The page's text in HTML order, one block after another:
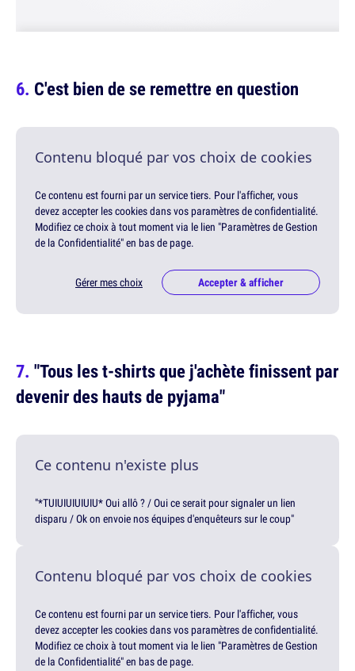
C'est bien de se remettre en question
Contenu bloqué par vos choix de cookies
Ce contenu est fourni par un service tiers. Pour l'afficher, vous
devez accepter les cookies dans vos paramètres de confidentialité.
Modifiez ce choix à tout moment via le lien "Paramètres de Gestion
de la Confidentialité" en bas de page.
Gérer mes choix Accepter & afficher
"Tous les t-shirts que j'achète finissent par
devenir des hauts de pyjama"
Ce contenu n'existe plus
"*TUIUIUIUIUIU* Oui allô ? / Oui ce serait pour signaler un lien
disparu / Ok on envoie nos équipes d'enquêteurs sur le coup"
Contenu bloqué par vos choix de cookies
Ce contenu est fourni par un service tiers. Pour l'afficher, vous
devez accepter les cookies dans vos paramètres de confidentialité.
Modifiez ce choix à tout moment via le lien "Paramètres de Gestion
de la Confidentialité" en bas de page.